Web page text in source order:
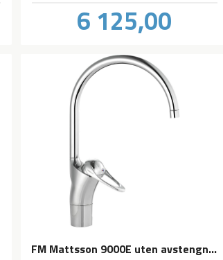
Pris
6 125,00
FM Mattsson 9000E uten avstengning til oppvaskmaskin